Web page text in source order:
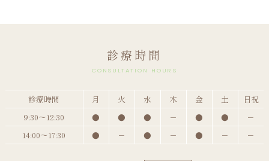
診療時間
CONSULTATION HOURS
診療時間 月 火 水 木 金 土
日祝
9:30～12:30
● ● ● － ● ●
－
14:00～17:30
● － ● － ● － －